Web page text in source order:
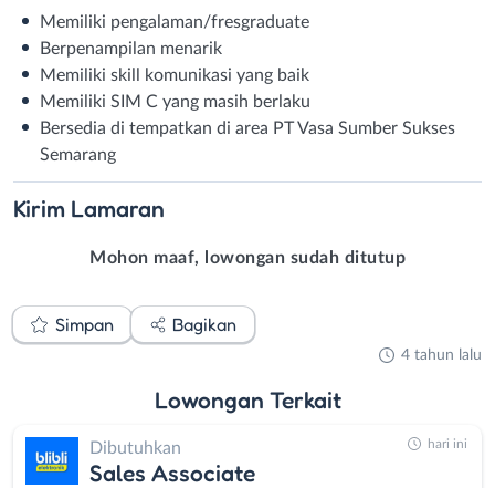
Memiliki pengalaman/fresgraduate
Berpenampilan menarik
Memiliki skill komunikasi yang baik
Memiliki SIM C yang masih berlaku
Bersedia di tempatkan di area PT Vasa Sumber Sukses
Semarang
Kirim Lamaran
Mohon maaf, lowongan sudah ditutup
Simpan Bagikan
4 tahun lalu
Lowongan Terkait
Dibutuhkan
Sales Associate
hari ini